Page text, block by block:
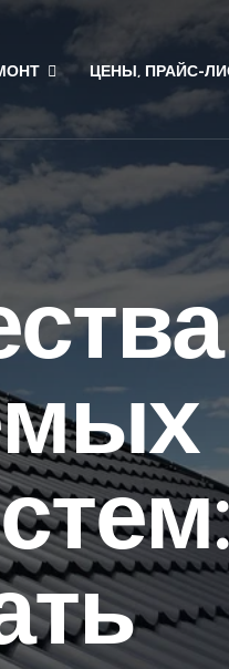
ЦЕНЫ, ПРАЙС-